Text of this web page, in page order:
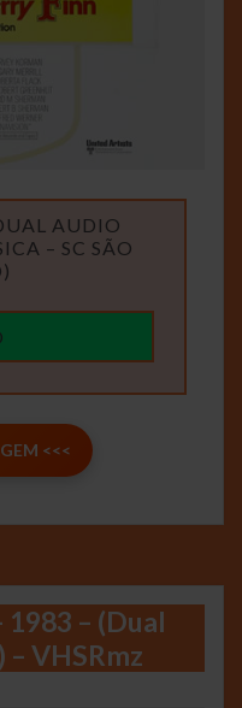
AUDIO
– SC SÃO
<<<
– (Dual
VHSRmz